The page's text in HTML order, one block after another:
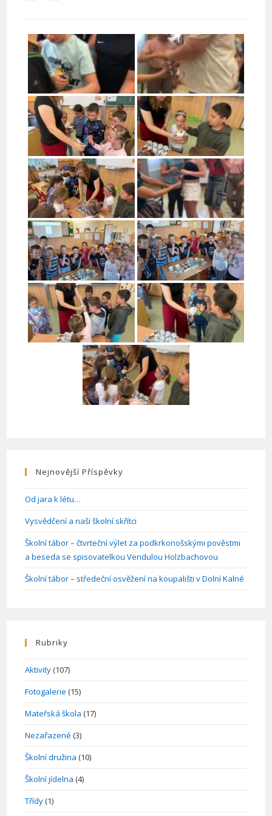
Nejnovější Příspěvky
Od jara k létu…
Vysvědčení a naši školní skřítci
Školní tábor – čtvrteční výlet za podkrkonošskými pověstmi
a beseda se spisovatelkou Vendulou Holzbachovou
Školní tábor – středeční osvěžení na koupališti v Dolní Kalné
Rubriky
Aktivity (107)
Fotogalerie (15)
Mateřská škola (17)
Nezařazené (3)
Školní družina (10)
Školní jídelna (4)
Třídy (1)